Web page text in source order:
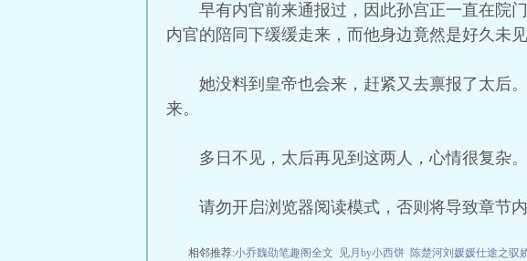
早有内官前来通报过，因此孙宫正一直在院
内官的陪同下缓缓走来，而他身边竟然是好久未见
她没料到皇帝也会来，赶紧又去禀报了太后
来。
多日不见，太后再见到这两人，心情很复杂。
请勿开启浏览器阅读模式，否则将导致章节
相邻推荐:小乔魏劭笔趣阁全文 见月by小西饼 陈楚河刘媛媛仕途之驭